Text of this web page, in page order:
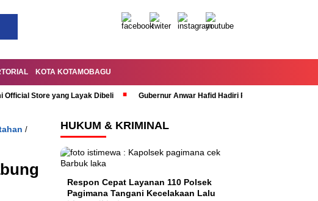
KOTA KOTAMOBAGU
Official Store yang Layak Dibeli Gubernur Anwar Hafid Hadiri Rapat Paripurna
/ HUKUM & KRIMINAL
Respon Cepat Layanan 110 Polsek
Pagimana Tangani Kecelakaan Lalu